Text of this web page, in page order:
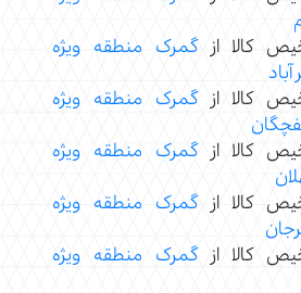
کالا ازگمرک منطقه ویژه
کالا ازگمرک منطقه ویژه
کالا ازگمرک منطقه ویژه
کالا ازگمرک منطقه ویژه
کالا ازگمرک منطقه ویژه